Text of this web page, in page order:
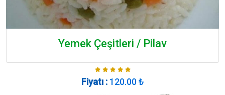
Yemek Çeşitleri / Pilav
Fiyatı : 120.00₺